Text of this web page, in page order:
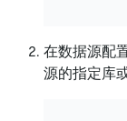
在数据源配
源的指定库